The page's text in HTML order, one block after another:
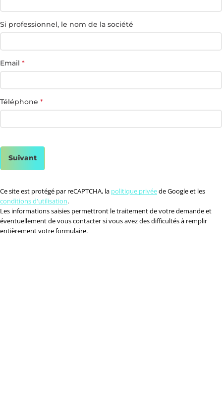
Si professionnel, le nom de la société
Email *
Téléphone *
Suivant
Ce site est protégé par reCAPTCHA, la politique privéede Google et les
conditions d'utilisation.
Les informations saisies permettront le traitement de votre demande et
éventuellement de vous contacter si vous avez des difficultés à remplir
entièrement votre formulaire.